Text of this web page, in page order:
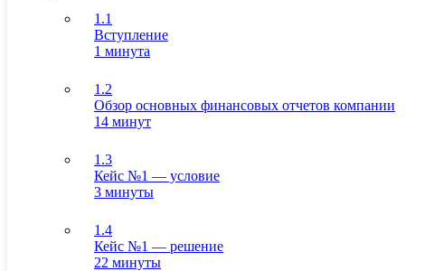
1.1
Вступление
1 минута
1.2
Обзор основных финансовых отчетов компании
14 минут
1.3
Кейс №1 — условие
3 минуты
1.4
Кейс №1 — решение
22 минуты